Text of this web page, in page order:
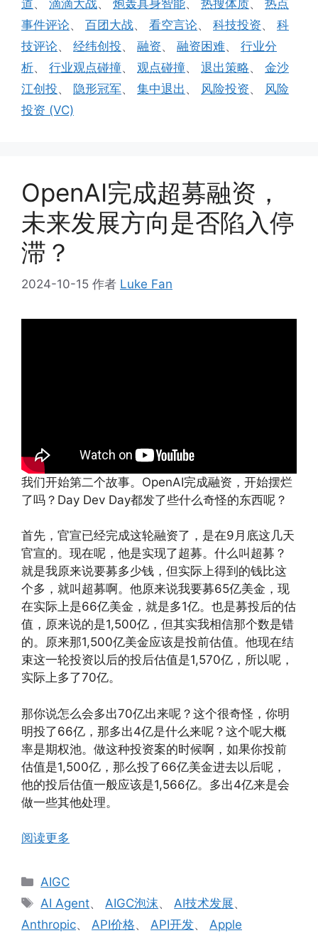
道、 滴滴大战、 炮轰具身智能、 热搜体质、 热点
事件评论、 百团大战、 看空言论、 科技投资、 科
技评论、 经纬创投、 融资、 融资困难、 行业分
析、 行业观点碰撞、 观点碰撞、 退出策略、 金沙
江创投、 隐形冠军、 集中退出 、 风险投资、 风险
投资 (VC)
OpenAI完成超募融资，
未来发展方向是否陷入停
滞？
2024-10-15 作者 Luke Fan
我们开始第二个故事。OpenAI完成融资，开始摆烂
了吗？Day Dev Day都发了些什么奇怪的东西呢？
首先，官宣已经完成这轮融资了，是在9月底这几天
官宣的。现在呢，他是实现了超募。什么叫超募？
就是我原来说要募多少钱，但实际上得到的钱比这
个多，就叫超募啊。他原来说我要募65亿美金，现
在实际上是66亿美金，就是多1亿。也是募投后的估
值，原来说的是1,500亿，但其实我相信那个数是错
的。原来那1,500亿美金应该是投前估值。他现在结
束这一轮投资以后的投后估值是1,570亿，所以呢，
实际上多了70亿。
那你说怎么会多出70亿出来呢？这个很奇怪，你明
明投了66亿，那多出4亿是什么来呢？这个呢大概
率是期权池。做这种投资案的时候啊，如果你投前
估值是1,500亿，那么投了66亿美金进去以后呢，
他的投后估值一般应该是1,566亿。多出4亿来是会
做一些其他处理。
阅读更多
分
类
AIGC
标
签
AI Agent、AIGC泡沫、AI技术发展、
Anthropic、 API价格、 API开发、 Apple